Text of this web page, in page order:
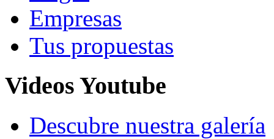
Empresas
Tus propuestas
Videos Youtube
Descubre nuestra galería